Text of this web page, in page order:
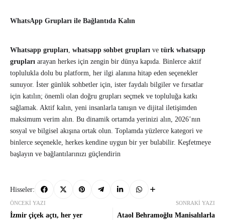
WhatsApp Grupları ile Bağlantıda Kalın
Whatsapp grupları, whatsapp sohbet grupları ve türk whatsapp
grupları arayan herkes için zengin bir dünya kapıda. Binlerce aktif
toplulukla dolu bu platform, her ilgi alanına hitap eden seçenekler
sunuyor. İster günlük sohbetler için, ister faydalı bilgiler ve fırsatlar
için katılın; önemli olan doğru grupları seçmek ve topluluğa katkı
sağlamak. Aktif kalın, yeni insanlarla tanışın ve dijital iletişimden
maksimum verim alın. Bu dinamik ortamda yerinizi alın, 2026’nın
sosyal ve bilgisel akışına ortak olun. Toplamda yüzlerce kategori ve
binlerce seçenekle, herkes kendine uygun bir yer bulabilir. Keşfetmeye
başlayın ve bağlantılarınızı güçlendirin
Hisseler:
ÖNCEKI YAZI
İzmir çiçek açtı, her yer
SONRAKI YAZI
Ataol Behramoğlu Manisalılarla